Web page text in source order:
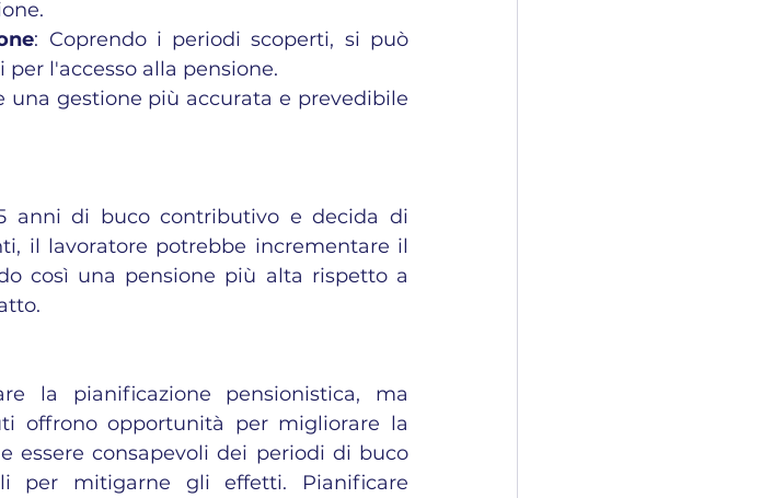
: Coprendo i periodi scoperti, si può
l'accesso alla pensione.
una gestione più accurata e prevedibile
anni di buco contributivo e decida di
il lavoratore potrebbe incrementare il
così una pensione più alta rispetto a
la pianificazione pensionistica, ma
offrono opportunità per migliorare la
essere consapevoli dei periodi di buco
per mitigarne gli effetti. Pianificare